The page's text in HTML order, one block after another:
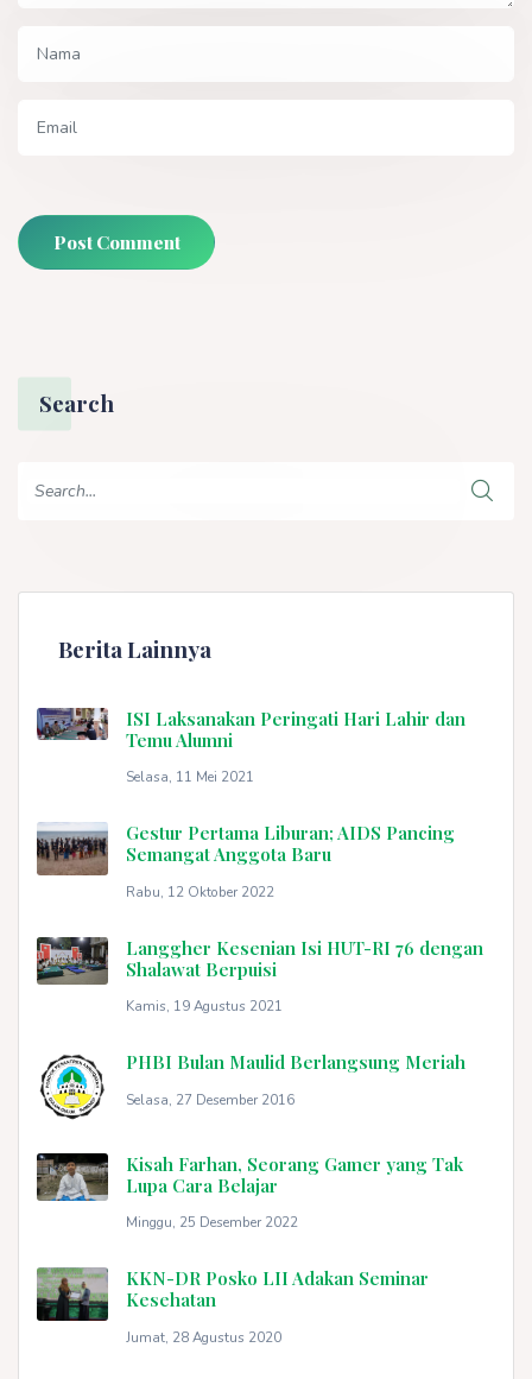
Post Comment
Search
Berita Lainnya
ISI Laksanakan Peringati Hari Lahir dan
Temu Alumni
Selasa, 11 Mei 2021
Gestur Pertama Liburan; AIDS Pancing
Semangat Anggota Baru
Rabu, 12 Oktober 2022
Langgher Kesenian Isi HUT-RI 76 dengan
Shalawat Berpuisi
Kamis, 19 Agustus 2021
PHBI Bulan Maulid Berlangsung Meriah
Selasa, 27 Desember 2016
Kisah Farhan, Seorang Gamer yang Tak
Lupa Cara Belajar
Minggu, 25 Desember 2022
KKN-DR Posko LII Adakan Seminar
Kesehatan
Jumat, 28 Agustus 2020